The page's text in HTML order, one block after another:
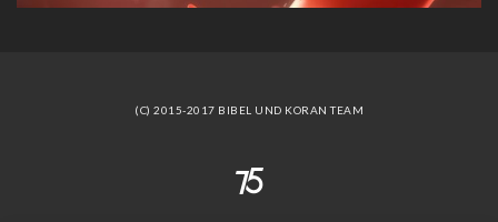
(C) 2015-2017 BIBEL UND KORAN TEAM